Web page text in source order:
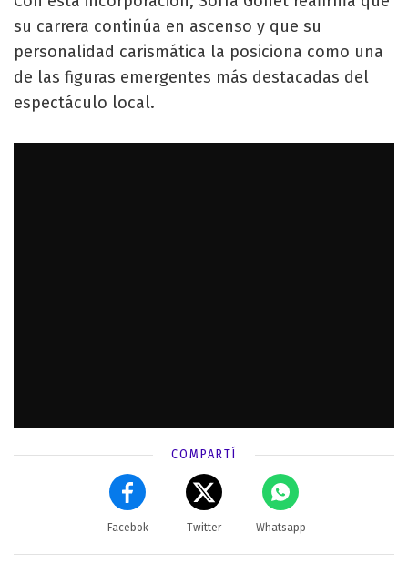
su carrera continúa en ascenso y que su
personalidad carismática la posiciona como una
de las figuras emergentes más destacadas del
espectáculo local.
COMPARTÍ
Facebok Twitter Whatsapp